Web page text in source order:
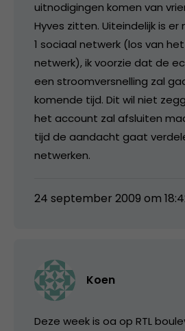
uitnodigingen komen van
Hyves zitten. Uiteindelijk is
1 sociaal netwerk (los van
netwerk), ik voorzie dat de
een stroomversnelling zal
komende tijd. Dit wil niet
het account zal afsluiten
tijd de aandacht gaat
netwerken.
24 september 2009 om
Koen
Deze week is oa op RTL